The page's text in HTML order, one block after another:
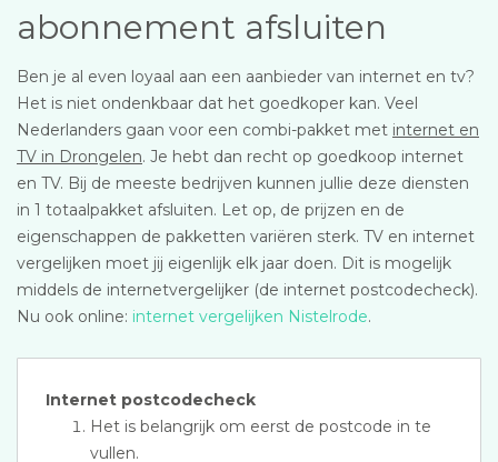
abonnement afsluiten
Ben je al even loyaal aan een aanbieder van internet en tv?
Het is niet ondenkbaar dat het goedkoper kan. Veel
Nederlanders gaan voor een combi-pakket met internet en
TV in Drongelen. Je hebt dan recht op goedkoop internet
en TV. Bij de meeste bedrijven kunnen jullie deze diensten
in 1 totaalpakket afsluiten. Let op, de prijzen en de
eigenschappen de pakketten variëren sterk. TV en internet
vergelijken moet jij eigenlijk elk jaar doen. Dit is mogelijk
middels de internetvergelijker (de internet postcodecheck).
Nu ook online: internet vergelijken Nistelrode.
Internet postcodecheck
Het is belangrijk om eerst de postcode in te
vullen.